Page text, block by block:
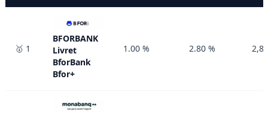
🥇 1
BFORBANK
Livret
BforBank
Bfor+
1.00 % 2.80 %